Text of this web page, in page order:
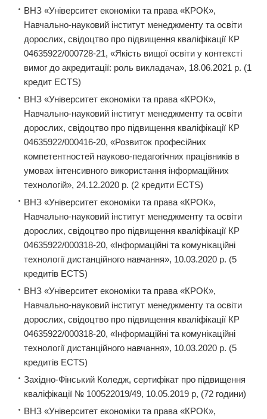
ВНЗ «Університет економіки та права «КРОК»,
Навчально-науковий інститут менеджменту та освіти
дорослих, свідоцтво про підвищення кваліфікації КР
04635922/000728-21, «Якість вищої освіти у контексті
вимог до акредитації: роль викладача», 18.06.2021 р. (1
кредит ECTS)
ВНЗ «Університет економіки та права «КРОК»,
Навчально-науковий інститут менеджменту та освіти
дорослих, свідоцтво про підвищення кваліфікації КР
04635922/000416-20, «Розвиток професійних
компетентностей науково-педагогічних працівників в
умовах інтенсивного використання інформаційних
технологій», 24.12.2020 р. (2 кредити ECTS)
ВНЗ «Університет економіки та права «КРОК»,
Навчально-науковий інститут менеджменту та освіти
дорослих, свідоцтво про підвищення кваліфікації КР
04635922/000318-20, «Інформаційні та комунікаційні
технології дистанційного навчання», 10.03.2020 р. (5
кредитів ECTS)
ВНЗ «Університет економіки та права «КРОК»,
Навчально-науковий інститут менеджменту та освіти
дорослих, свідоцтво про підвищення кваліфікації КР
04635922/000318-20, «Інформаційні та комунікаційні
технології дистанційного навчання», 10.03.2020 р. (5
кредитів ECTS)
Західно-Фінський Коледж, сертифікат про підвищення
кваліфікації № 100522019/49, 10.05.2019 р, (72 години)
ВНЗ «Університет економіки та права «КРОК»,